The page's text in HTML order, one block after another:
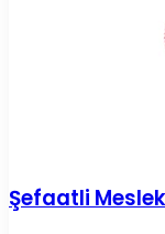
Şefaatli